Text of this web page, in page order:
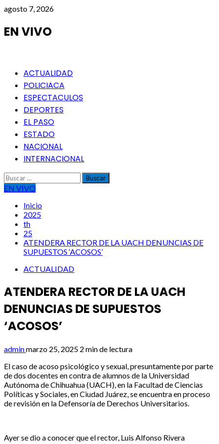
Saltar
contenido
agosto 7, 2026
EN VIVO
Menú
principal
ACTUALIDAD
POLICIACA
ESPECTACULOS
DEPORTES
EL PASO
ESTADO
NACIONAL
INTERNACIONAL
Buscar:
EN VIVO
Inicio
2025
th
25
ATENDERA RECTOR DE LA UACH DENUNCIAS DE
SUPUESTOS ‘ACOSOS’
ACTUALIDAD
ATENDERA RECTOR DE LA UACH
DENUNCIAS DE SUPUESTOS
‘ACOSOS’
adminmarzo 25, 2025 2 min de lectura
El caso de acoso psicológico y sexual, presuntamente por parte
de dos docentes en contra de alumnos de la Universidad
Autónoma de Chihuahua (UACH), en la Facultad de Ciencias
Políticas y Sociales, en Ciudad Juárez, se encuentra en proceso
de revisión en la Defensoría de Derechos Universitarios.
Ayer se dio a conocer que el rector, Luis Alfonso Rivera